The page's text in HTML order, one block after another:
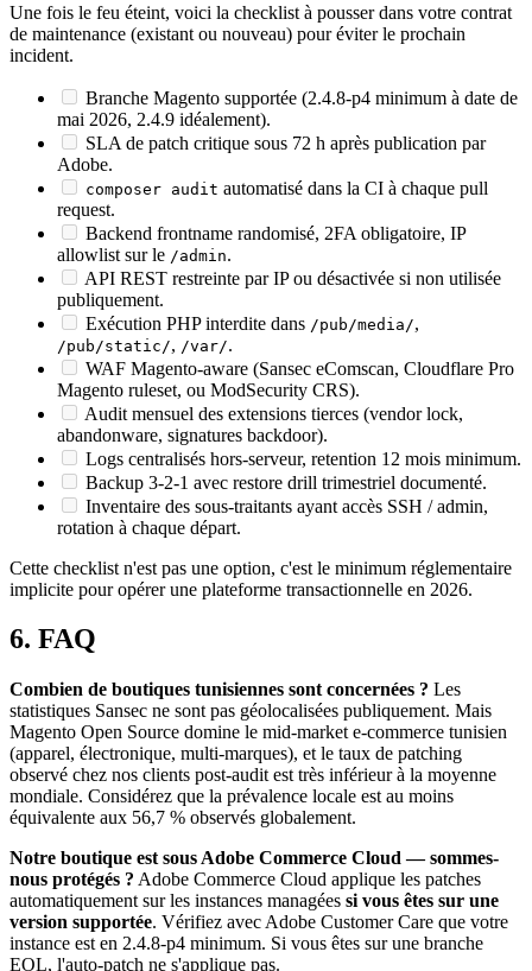
Une fois le feu éteint, voici la checklist à pousser dans votre contrat
de maintenance (existant ou nouveau) pour éviter le prochain
incident.
Branche Magento supportée (2.4.8-p4 minimum à date de
mai 2026, 2.4.9 idéalement).
SLA de patch critique sous 72 h après publication par
Adobe.
composer audit automatisé dans la CI à chaque pull
request.
Backend frontname randomisé, 2FA obligatoire, IP
allowlist sur le /admin.
API REST restreinte par IP ou désactivée si non utilisée
publiquement.
Exécution PHP interdite dans /pub/media/,
/pub/static/, /var/.
WAF Magento-aware (Sansec eComscan, Cloudflare Pro
Magento ruleset, ou ModSecurity CRS).
Audit mensuel des extensions tierces (vendor lock,
abandonware, signatures backdoor).
Logs centralisés hors-serveur, retention 12 mois minimum.
Backup 3-2-1 avec restore drill trimestriel documenté.
Inventaire des sous-traitants ayant accès SSH / admin,
rotation à chaque départ.
Cette checklist n'est pas une option, c'est le minimum réglementaire
implicite pour opérer une plateforme transactionnelle en 2026.
6. FAQ
Combien de boutiques tunisiennes sont concernées ? Les
statistiques Sansec ne sont pas géolocalisées publiquement. Mais
Magento Open Source domine le mid-market e-commerce tunisien
(apparel, électronique, multi-marques), et le taux de patching
observé chez nos clients post-audit est très inférieur à la moyenne
mondiale. Considérez que la prévalence locale est au moins
équivalente aux 56,7 % observés globalement.
Notre boutique est sous Adobe Commerce Cloud — sommes-
nous protégés ? Adobe Commerce Cloud applique les patches
automatiquement sur les instances managées si vous êtes sur une
version supportée. Vérifiez avec Adobe Customer Care que votre
instance est en 2.4.8-p4 minimum. Si vous êtes sur une branche
EOL, l'auto-patch ne s'applique pas.